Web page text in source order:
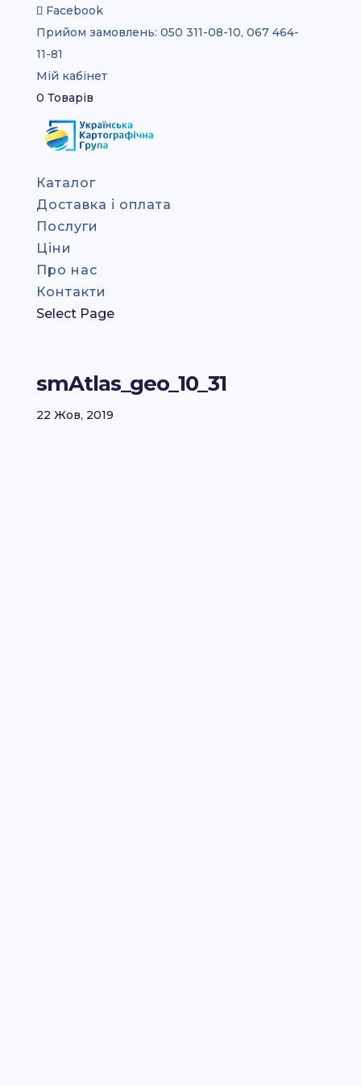
Facebook
Прийом замовлень: 050 311-08-10, 067 464-
11-81
Мій кабінет
0 Товарів
Каталог
Доставка і оплата
Послуги
Ціни
Про нас
Контакти
Select Page
smAtlas_geo_10_31
22 Жов, 2019